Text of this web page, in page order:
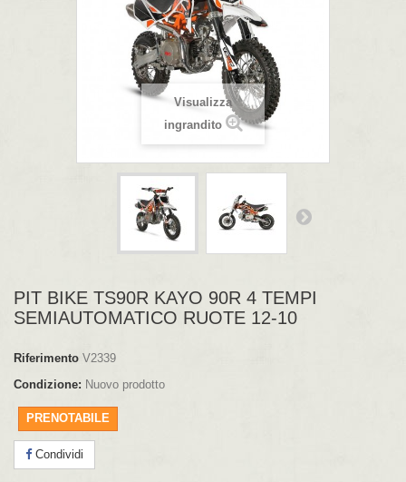
Visualizza
ingrandito
PIT BIKE TS90R KAYO 90R 4 TEMPI
SEMIAUTOMATICO RUOTE 12-10
Riferimento V2339
Condizione: Nuovo prodotto
PRENOTABILE
Condividi